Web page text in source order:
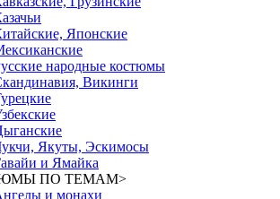
Японские
народные костюмы
Викинги
Якуты, Эскимосы
и Ямайка
ПО ТЕМАМ>
и монахи